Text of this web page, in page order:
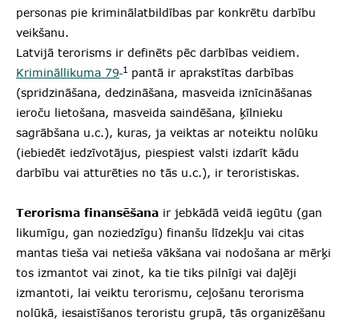
personas pie kriminālatbildības par konkrētu darbību
veikšanu.
Latvijā terorisms ir definēts pēc darbības veidiem.
Krimināllikuma 79 1 pantā ir aprakstītas darbības
(spridzināšana, dedzināšana, masveida iznīcināšanas
ieroču lietošana, masveida saindēšana, ķīlnieku
sagrābšana u.c.), kuras, ja veiktas ar noteiktu nolūku
(iebiedēt iedzīvotājus, piespiest valsti izdarīt kādu
darbību vai atturēties no tās u.c.), ir teroristiskas.
Terorisma finansēšana ir jebkādā veidā iegūtu (gan
likumīgu, gan noziedzīgu) finanšu līdzekļu vai citas
mantas tieša vai netieša vākšana vai nodošana ar mērķi
tos izmantot vai zinot, ka tie tiks pilnīgi vai daļēji
izmantoti, lai veiktu terorismu, ceļošanu terorisma
nolūkā, iesaistīšanos teroristu grupā, tās organizēšanu